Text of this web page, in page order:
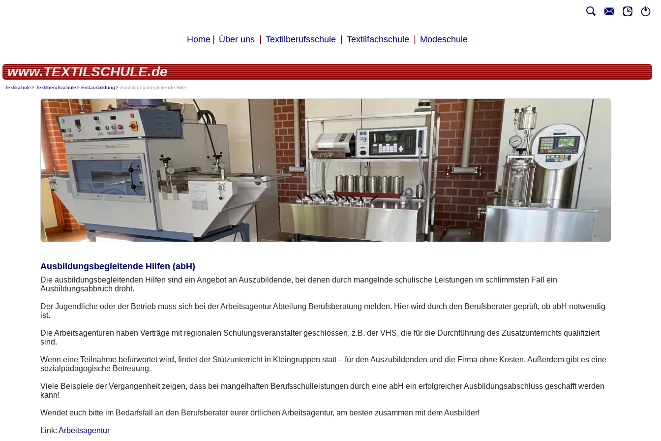
Home Über uns Textilberufsschule Textilfachschule Modeschule
www.TEXTILSCHULE.de
Textilschule Textilberufsschule Erstausbildung Ausbildungsbegleitende Hilfe
Ausbildungsbegleitende Hilfen (abH)
Die ausbildungsbegleitenden Hilfen sind ein Angebot an Auszubildende, bei denen durch mangelnde schulische Leistungen im schlimmsten Fall ein
Ausbildungsabbruch droht.
Der Jugendliche oder der Betrieb muss sich bei der Arbeitsagentur Abteilung Berufsberatung melden. Hier wird durch den Berufsberater geprüft, ob abH notwendig
ist.
Die Arbeitsagenturen haben Verträge mit regionalen Schulungsveranstalter geschlossen, z.B. der VHS, die für die Durchführung des Zusatzunterrichts qualifiziert
sind.
Wenn eine Teilnahme befürwortet wird, findet der Stützunterricht in Kleingruppen statt – für den Auszubildenden und die Firma ohne Kosten. Außerdem gibt es eine
sozialpädagogische Betreuung.
Viele Beispiele der Vergangenheit zeigen, dass bei mangelhaften Berufsschulleistungen durch eine abH ein erfolgreicher Ausbildungsabschluss geschafft werden
kann!
Wendet euch bitte im Bedarfsfall an den Berufsberater eurer örtlichen Arbeitsagentur, am besten zusammen mit dem Ausbilder!
Link:Arbeitsagentur